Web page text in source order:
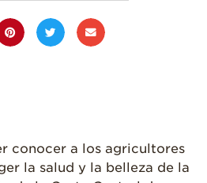
Frecuentes
Salud y Bienestar
Para Profesionales
de Salud
conocer a los agricultores
la salud y la belleza de la